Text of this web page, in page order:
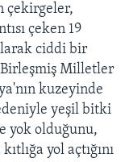
çekirgeler,
çeken 19
ciddi bir
Milletler
kuzeyinde
yeşil bitki
yok olduğunu,
yol açtığını